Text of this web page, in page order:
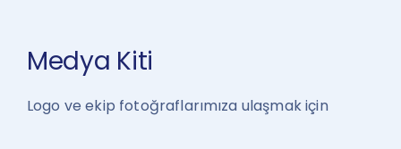
Medya Kiti
Logo ve ekip fotoğraflarımıza ulaşmak için